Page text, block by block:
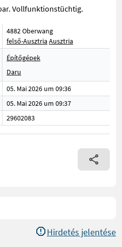
Vollfunktionstüchtig.
4882 Oberwang
felső-Ausztria Ausztria
Építőgépek
Daru
05. Mai 2026 um 09:36
05. Mai 2026 um 09:37
29602083
Hirdetés jelentése